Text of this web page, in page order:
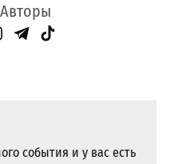
Авторы
Telegram
TikTok
события и у вас есть